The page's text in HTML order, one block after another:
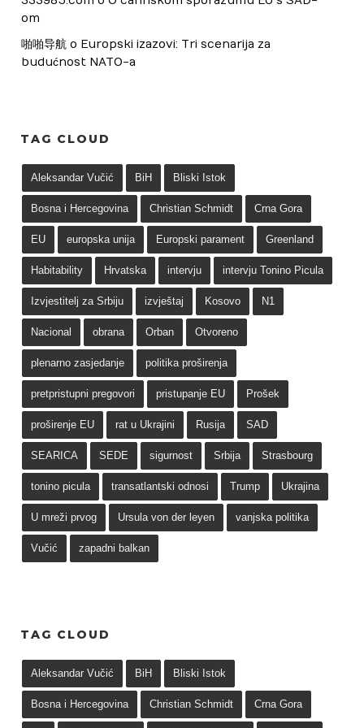
om
啪啪导航 o Europski izazovi: Tri scenarija za
budućnost NATO-a
TAG CLOUD
Aleksandar Vučić BiH Bliski Istok
Bosna i Hercegovina Christian Schmidt Crna Gora
EU europska unija Europski parament Greenland
Habitability Hrvatska intervju intervju Tonino Picula
Izvjestitelj za Srbiju izvještaj Kosovo N1
Nacional obrana Orban Otvoreno
plenarno zasjedanje politika proširenja
pretpristupni pregovori pristupanje EU Prošek
proširenje EU rat u Ukrajini Rusija SAD
SEARICA SEDE sigurnost Srbija Strasbourg
tonino picula transatlantski odnosi Trump Ukrajina
U mreži prvog Ursula von der leyen vanjska politika
Vučić zapadni balkan
TAG CLOUD
Aleksandar Vučić BiH Bliski Istok
Bosna i Hercegovina Christian Schmidt Crna Gora